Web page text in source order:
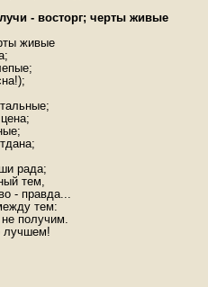
- восторг; черты живые
живые
рада;
тем,
- правда...
тем:
получим.
лучшем!